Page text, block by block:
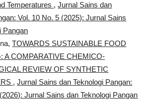
Temperatures ,Jurnal Sains dan
Vol. 10 No. 5 (2025): Jurnal Sains
Pangan
TOWARDS SUSTAINABLE FOOD
A COMPARATIVE CHEMICO-
REVIEW OF SYNTHETIC
,Jurnal Sains dan Teknologi Pangan:
Jurnal Sains dan Teknologi Pangan